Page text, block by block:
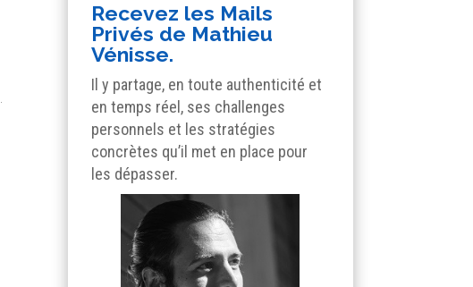
Recevez les Mails
Privés de Mathieu
Vénisse.
Il y partage, en toute authenticité et
en temps réel, ses challenges
personnels et les stratégies
concrètes qu’il met en place pour
les dépasser.